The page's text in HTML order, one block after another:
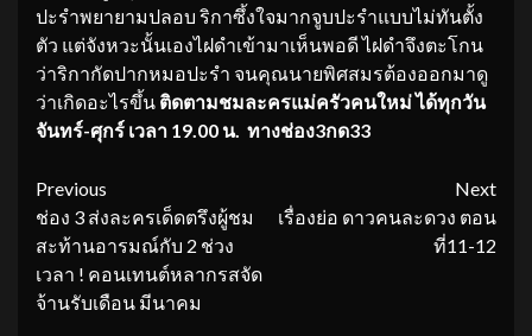
ปะรำพยายามปลอบ ริกาซึ้งใจมากจูบปะรำแบบไม่ทันตั้ง
ตัว แต่จังหวะนั้นเองไฝดำเข้ามาเห็นพอดี ไฝดำจึงตะโกน
ว่าริกากัดปากหมอปะรำ จนคุณนายพิศสมรต้องออกมาดู
ว่าเกิดอะไรขึ้น ติดตามชมละครแม่ครัวคนใหม่ ได้ทุกวัน
จันทร์-ศุกร์ เวลา 19.00 น. ทางช่อง3กด33
Continue
Reading
Previous
ช่อง 3 ส่งละครเด็ดตรึงผู้ชม
สะท้านอารมณ์กับ 2 ช่วง
เวลา ! คอนเทนต์หลากรสจัด
จ้านรับเดือน มีนาคม
Next
เรื่องย่อ ดาวคนละดวง ตอน
ที่11-12